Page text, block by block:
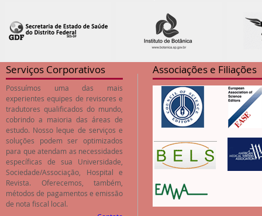
Serviços Corporativos
Possuímos uma das mais
experientes equipes de revisores e
tradutores qualificados do mundo,
cobrindo a maioria das áreas de
estudo. Nosso leque de serviços e
soluções podem ser optimizados
para que atendam as necessidades
específicas de sua Universidade,
Sociedade/Associação, Hospital e
Revista. Oferecemos, também,
métodos de pagamentos e emissão
de nota fiscal local.
Associações e Filiações